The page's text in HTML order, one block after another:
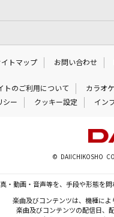
イトマップ お問い合わせ
トのご利用について カラオ
シー クッキー設定 イン
© DAIICHIKOSHO
・動画・音声等を、手段や形態を
楽曲及びコンテンツは、機種によ
楽曲及びコンテンツの配信日、